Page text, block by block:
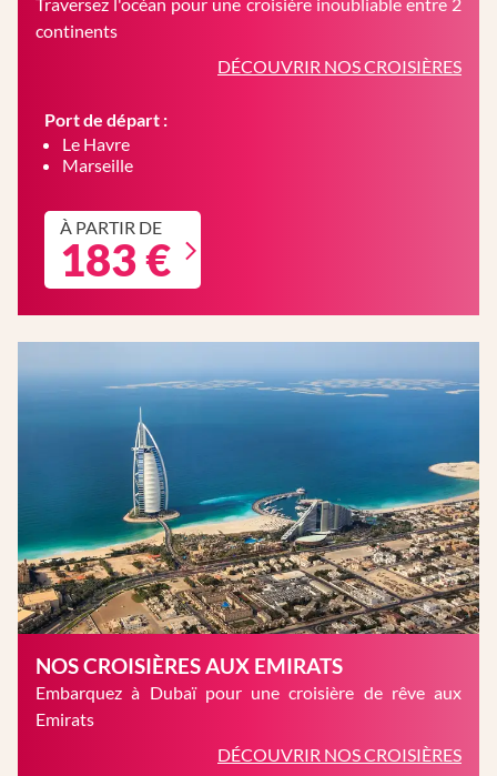
continents
DÉCOUVRIR NOS CROISIÈRES
Port de départ :
Le Havre
Marseille
À PARTIR DE
183 €
NOS CROISIÈRES AUX EMIRATS
Embarquez à Dubaï pour une croisière de rêve aux
Emirats
DÉCOUVRIR NOS CROISIÈRES